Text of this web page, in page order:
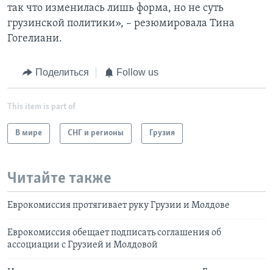
так что изменилась лишь форма, но не суть
грузинской политики», – резюмировала Тина
Гогелиани.
Поделиться Follow us
This item is part of
В мире СНГ и регионы Грузия
Читайте также
Еврокомиссия протягивает руку Грузии и Молдове
Еврокомиссия обещает подписать соглашения об
ассоциации с Грузией и Молдовой